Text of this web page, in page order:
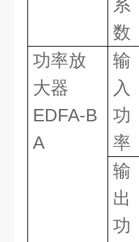
系
数
功率放
大器
EDFA-B
A
输
入
功
率
输
出
功